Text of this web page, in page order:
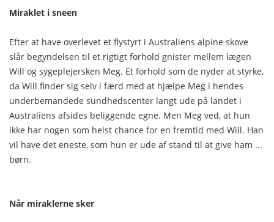
Miraklet i sneen
Efter at have overlevet et flystyrt i Australiens alpine skove
slår begyndelsen til et rigtigt forhold gnister mellem lægen
Will og sygeplejersken Meg. Et forhold som de nyder at styrke,
da Will finder sig selv i færd med at hjælpe Meg i hendes
underbemandede sundhedscenter langt ude på landet i
Australiens afsides beliggende egne. Men Meg ved, at hun
ikke har nogen som helst chance for en fremtid med Will. Han
vil have det eneste, som hun er ude af stand til at give ham ...
børn.
Når miraklerne sker